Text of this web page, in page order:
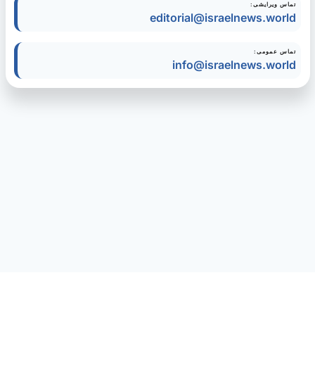
تماس ویرایشی:
editorial@israelnews.world
تماس عمومی:
info@israelnews.world